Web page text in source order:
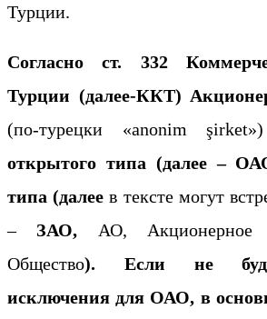
Турции.
Согласно ст. 332
Турции (далее-ККТ)
(по-турецки «anonim
открытого типа (далее –
типа (далее в тексте могут
– ЗАО, АО, Акционерное
Общество). Если не
исключения для ОАО, в